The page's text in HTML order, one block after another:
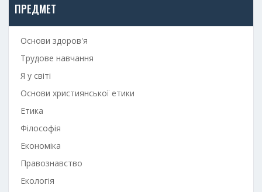
ПРЕДМЕТ
Основи здоров'я
Трудове навчання
Я у світі
Основи християнської етики
Етика
Філософія
Економіка
Правознавство
Екологія